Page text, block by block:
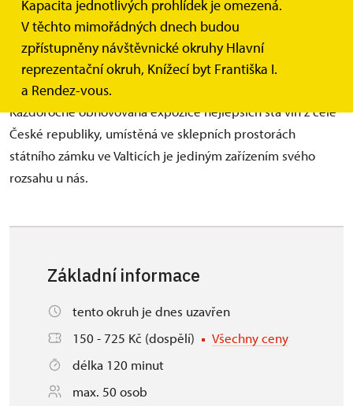
Kapacita jednotlivých prohlídek je omezená.
V těchto mimořádných dnech budou
zpřístupněny návštěvnické okruhy Hlavní
reprezentační okruh, Knížecí byt Františka I.
a Rendez-vous.
expozice – SALON VÍN České
republiky
Každoročně obnovovaná expozice nejlepších sta vín z celé
České republiky, umístěná ve sklepních prostorách
státního zámku ve Valticích je jediným zařízením svého
rozsahu u nás.
Základní informace
tento okruh je dnes uzavřen
150 - 725 Kč (dospělí)
Všechny ceny
délka 120 minut
max. 50 osob